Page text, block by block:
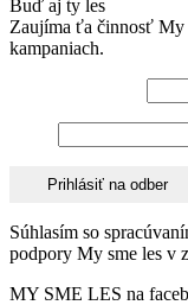
Buď aj ty les
Zaujíma ťa činnosť My
kampaniach.
Súhlasím so
podpory My sme les v
MY SME LES na